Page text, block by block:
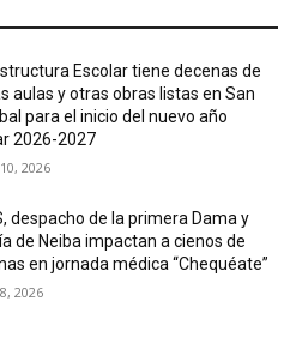
Escolar tiene decenas de
aulas y otras obras listas en San
para el inicio del nuevo año
2026-2027
2026
despacho de la primera Dama y
de Neiba impactan a cienos de
en jornada médica “Chequéate”
2026